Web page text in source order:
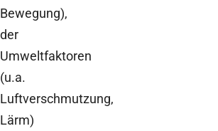
Bewegung),
der
Umweltfaktoren
(u.a.
Luftverschmutzung,
Lärm)